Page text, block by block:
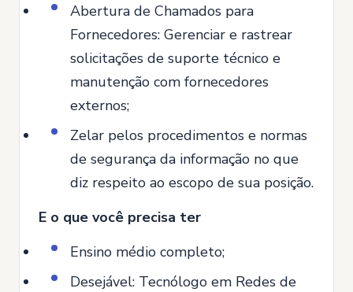
Abertura de Chamados para
Fornecedores: Gerenciar e rastrear
solicitações de suporte técnico e
manutenção com fornecedores
externos;
Zelar pelos procedimentos e normas
de segurança da informação no que
diz respeito ao escopo de sua posição.
E o que você precisa ter
Ensino médio completo;
Desejável: Tecnólogo em Redes de